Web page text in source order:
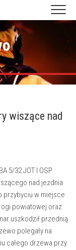
wiszące nad
5/32 JOT I OSP
nad jezdnia
przybyciu w miejsce
powiatowej oraz
uszkodził przednią
polegały na
całego drzewa przy